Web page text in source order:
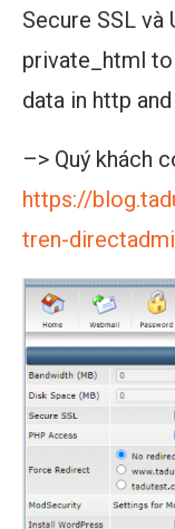
Secure SSL
private_html
data in http
–> Quý khách
https://
tren-